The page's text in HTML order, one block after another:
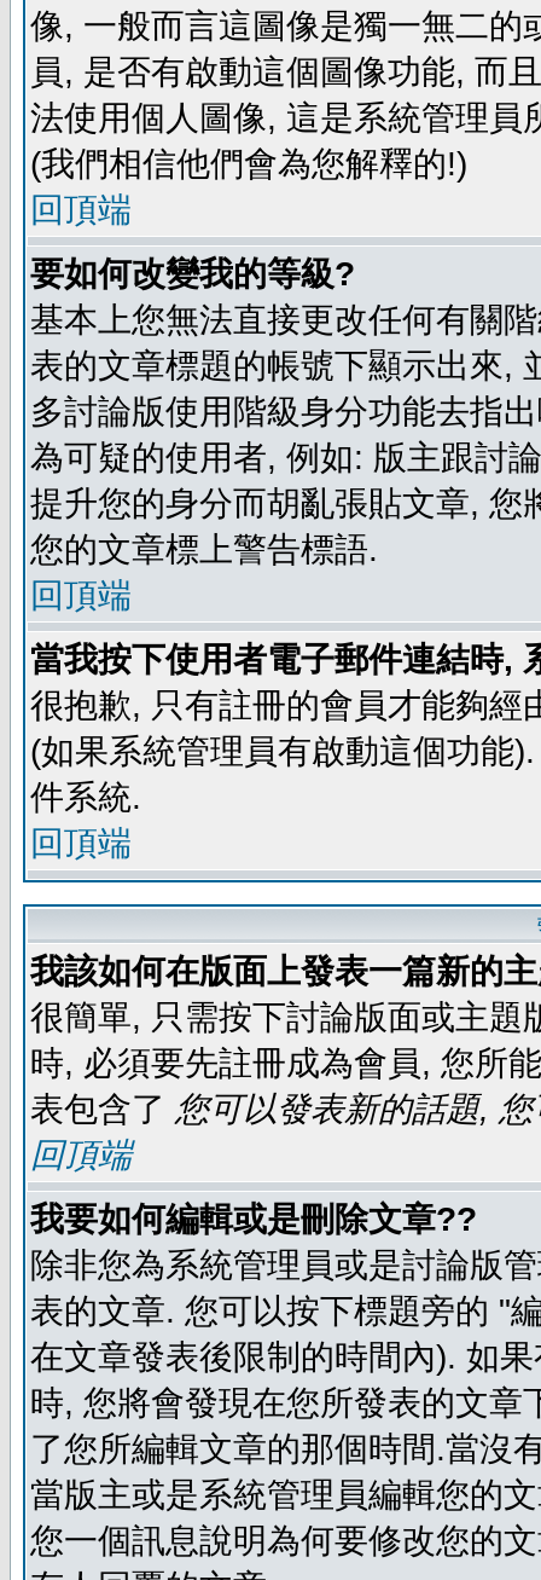
像, 一般而言這圖像是獨一無二
員, 是否有啟動這個圖像功能, 而
法使用個人圖像, 這是系統管理
(我們相信他們會為您解釋的!)
回頂端
要如何改變我的等級?
基本上您無法直接更改任何有關
表的文章標題的帳號下顯示出來,
多討論版使用階級身分功能去指
為可疑的使用者, 例如: 版主跟討
提升您的身分而胡亂張貼文章,
您的文章標上警告標語.
回頂端
當我按下使用者電子郵件連結時,
很抱歉, 只有註冊的會員才能夠
(如果系統管理員有啟動這個功能
件系統.
回頂端
我該如何在版面上發表一篇新的
很簡單, 只需按下討論版面或主
時, 必須要先註冊成為會員, 您所
表包含了 您可以發表新的話題,
回頂端
我要如何編輯或是刪除文章??
除非您為系統管理員或是討論版
表的文章. 您可以按下標題旁的 "
在文章發表後限制的時間內). 如
時, 您將會發現在您所發表的文
了您所編輯文章的那個時間.當沒
當版主或是系統管理員編輯您的
您一個訊息說明為何要修改您的